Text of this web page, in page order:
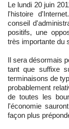
Le lundi 20 juin 2011 restera vraisemblablement une date clé de
l'histoire
conseil
positifs, une
très importante du
Il sera désormais
tant que suffixe
terminaisons de
probablement
de toutes les
l'économie
façon plus